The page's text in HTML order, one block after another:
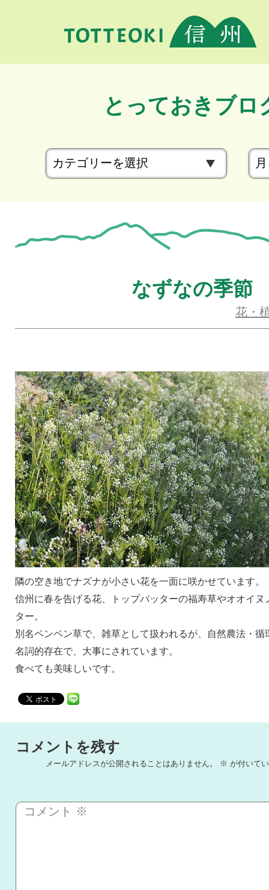
とっておきブロ
カ
テ
リ
ー
なずなの季節
花・
隣の空き地でナズナが小さい花を一面に咲かせています。
信州に春を告げる花、トップバッターの福寿草やオオイヌ
ター。
別名ペンペン草で、雑草として扱われるが、自然農法・
名詞的存在で、大事にされています。
食べても美味しいです。
コメントを残す
メールアドレスが公開されることはありません。 ※ が付いて
コメント ※